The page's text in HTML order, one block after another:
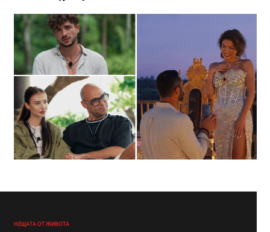
НЕЩАТА ОТ ЖИВОТА